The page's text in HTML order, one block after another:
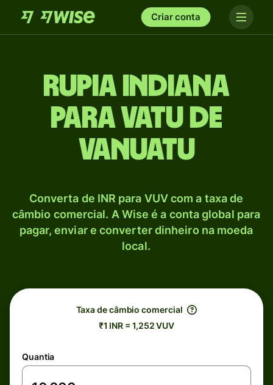
Criar conta
Rupia indiana
para Vatu de
Vanuatu
Converta de INR para VUV com a taxa de
câmbio comercial. A Wise é a conta global para
pagar, enviar e converter dinheiro na moeda
local.
Taxa de câmbio comercial
₹1 INR = 1,252 VUV
Quantia